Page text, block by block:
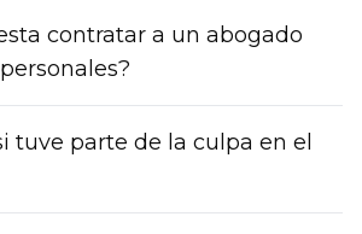
contratar a un abogado
tuve parte de la culpa en el